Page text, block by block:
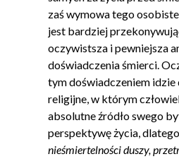
zaś wymowa tego
jest bardziej
oczywistsza i pewniejsza
doświadczenia śmierci.
tym doświadczeniem idzie
religijne, w którym
absolutne źródło swego
perspektywę życia,
nieśmiertelności duszy,